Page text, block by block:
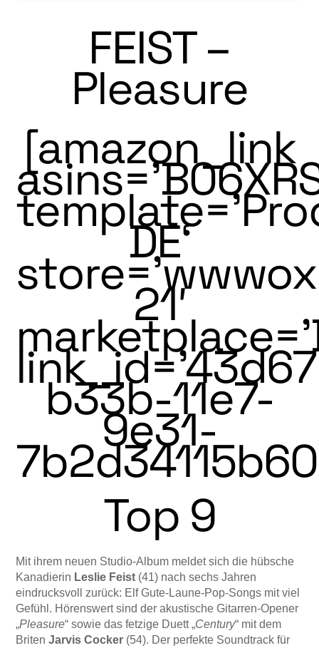
FEIST –
Pleasure
[amazon_link
DE‘
21′
b33b-11e7-
9e31-
Top 9
Mit ihrem neuen Studio-Album meldet sich die hübsche
Kanadierin Leslie Feist (41) nach sechs Jahren
eindrucks­voll zurück: Elf Gute-Laune-Pop-Songs mit viel
Gefühl. Hö­r­­ens­wert sind der akustische Gitarren-Op­en­er
„Pleasure“ sowie das fetzige Duett „Cen­tury“ mit dem
BritenJarvis Cocker (54). Der perfekte Soundtrack für